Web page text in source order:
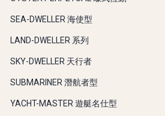
SEA-DWELLER 海使型
LAND-DWELLER 系列
SKY-DWELLER 天行者
SUBMARINER 潛航者型
YACHT-MASTER 遊艇名仕型